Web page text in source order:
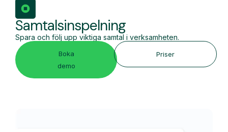
Samtalsinspelning
Spara och följ upp viktiga samtal i verksamheten.
Boka
demo
Priser